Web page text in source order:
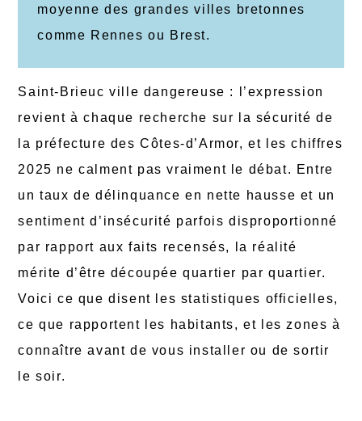
moyenne des grandes villes bretonnes
comme Rennes ou Brest.
Saint-Brieuc ville dangereuse : l’expression
revient à chaque recherche sur la sécurité de
la préfecture des Côtes-d’Armor, et les chiffres
2025 ne calment pas vraiment le débat. Entre
un taux de délinquance en nette hausse et un
sentiment d’insécurité parfois disproportionné
par rapport aux faits recensés, la réalité
mérite d’être découpée quartier par quartier.
Voici ce que disent les statistiques officielles,
ce que rapportent les habitants, et les zones à
connaître avant de vous installer ou de sortir
le soir.